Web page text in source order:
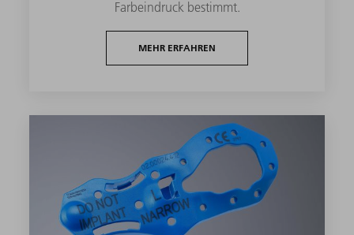
Farbeindruck bestimmt.
MEHR ERFAHREN